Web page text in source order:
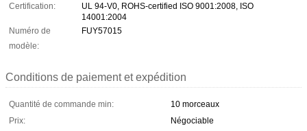
Certification:
UL 94-V0, ROHS-certified ISO 9001:2008, ISO
14001:2004
Numéro de
modèle:
FUY57015
Conditions de paiement et expédition
Quantité de commande min:
10 morceaux
Prix:
Négociable